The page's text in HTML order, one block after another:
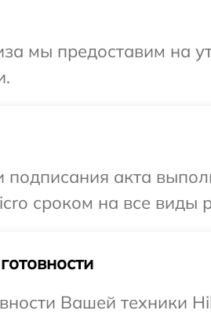
мы предоставим на
подписания акта
сроком на все виды
Вашей техники